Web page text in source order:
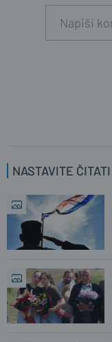
NASTAVITE ČITATI